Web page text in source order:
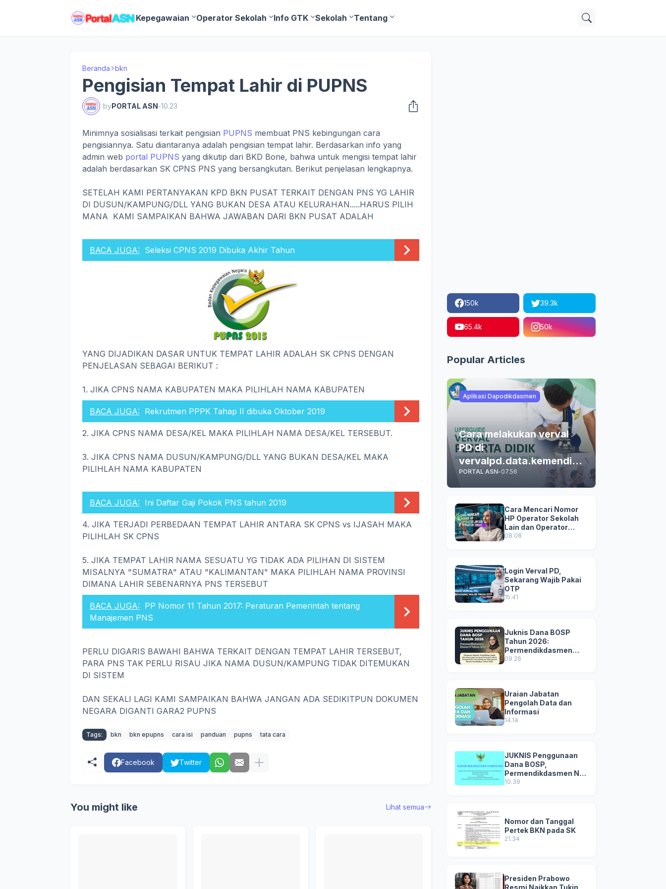
Kepegawaian Operator Sekolah Info GTK Sekolah Tentang
Beranda bkn
Pengisian Tempat Lahir di PUPNS
byPORTAL ASN-10.23
Minimnya sosialisasi terkait pengisian PUPNS membuat PNS kebingungan cara
pengisiannya. Satu diantaranya adalah pengisian tempat lahir. Berdasarkan info yang
admin web portal PUPNS yang dikutip dari BKD Bone, bahwa untuk mengisi tempat lahir
adalah berdasarkan SK CPNS PNS yang bersangkutan. Berikut penjelasan lengkapnya.
SETELAH KAMI PERTANYAKAN KPD BKN PUSAT TERKAIT DENGAN PNS YG LAHIR
DI DUSUN/KAMPUNG/DLL YANG BUKAN DESA ATAU KELURAHAN.....HARUS PILIH
MANA KAMI SAMPAIKAN BAHWA JAWABAN DARI BKN PUSAT ADALAH
BACA JUGA: Seleksi CPNS 2019 Dibuka Akhir Tahun
YANG DIJADIKAN DASAR UNTUK TEMPAT LAHIR ADALAH SK CPNS DENGAN
PENJELASAN SEBAGAI BERIKUT :
1. JIKA CPNS NAMA KABUPATEN MAKA PILIHLAH NAMA KABUPATEN
BACA JUGA: Rekrutmen PPPK Tahap II dibuka Oktober 2019
2. JIKA CPNS NAMA DESA/KEL MAKA PILIHLAH NAMA DESA/KEL TERSEBUT.
3. JIKA CPNS NAMA DUSUN/KAMPUNG/DLL YANG BUKAN DESA/KEL MAKA
PILIHLAH NAMA KABUPATEN
BACA JUGA: Ini Daftar Gaji Pokok PNS tahun 2019
4. JIKA TERJADI PERBEDAAN TEMPAT LAHIR ANTARA SK CPNS vs IJASAH MAKA
PILIHLAH SK CPNS
5. JIKA TEMPAT LAHIR NAMA SESUATU YG TIDAK ADA PILIHAN DI SISTEM
MISALNYA "SUMATRA" ATAU "KALIMANTAN" MAKA PILIHLAH NAMA PROVINSI
DIMANA LAHIR SEBENARNYA PNS TERSEBUT
BACA JUGA: PP Nomor 11 Tahun 2017: Peraturan Pemerintah tentang
Manajemen PNS
PERLU DIGARIS BAWAHI BAHWA TERKAIT DENGAN TEMPAT LAHIR TERSEBUT,
PARA PNS TAK PERLU RISAU JIKA NAMA DUSUN/KAMPUNG TIDAK DITEMUKAN
DI SISTEM
DAN SEKALI LAGI KAMI SAMPAIKAN BAHWA JANGAN ADA SEDIKITPUN DOKUMEN
NEGARA DIGANTI GARA2 PUPNS
Tags: bkn bkn epupns cara isi panduan pupns tata cara
Facebook Twitter
You might like Lihat semua
150k 39.3k
65.4k 50k
Popular Articles
Aplikasi Dapodikdasmen
Cara melakukan verval
PD di
vervalpd.data.kemendikd
asmen.go.id
PORTAL ASN-07.56
Cara Mencari Nomor
HP Operator Sekolah
Lain dan Operator
Dinas di SDM Data
08.08
Login Verval PD,
Sekarang Wajib Pakai
OTP
15.41
Juknis Dana BOSP
Tahun 2026:
Permendikdasmen
Nomor 8 Tahun 2026
09.26
Uraian Jabatan
Pengolah Data dan
Informasi
14.14
JUKNIS Penggunaan
Dana BOSP,
Permendikdasmen No
8 Tahun 2025
10.39
Nomor dan Tanggal
Pertek BKN pada SK
21.34
Presiden Prabowo
Resmi Naikkan Tukin